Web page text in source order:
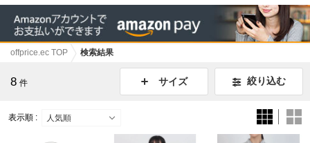
offprice.ec TOP 検索結果
8 件 サイズ 絞り込む
表示順 :